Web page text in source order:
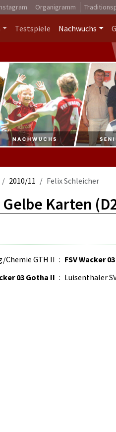
Organigramm
Testspiele Nachwuchs
2010/11 Felix Schleicher
Karten
Chemie GTH II : FSV Wacker
03 Gotha II : Luisenthaler